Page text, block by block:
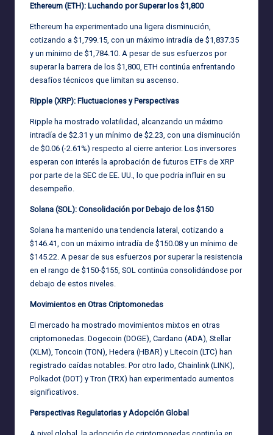
Ethereum (ETH): Luchando por Superar los $1,800
Ethereum ha experimentado una ligera disminución,
cotizando a $1,799.15, con un máximo intradía de $1,837.35
y un mínimo de $1,784.10. A pesar de sus esfuerzos por
superar la barrera de los $1,800, ETH continúa enfrentando
desafíos técnicos que limitan su ascenso.
Ripple (XRP): Fluctuaciones y Perspectivas
Ripple ha mostrado volatilidad, alcanzando un máximo
intradía de $2.31 y un mínimo de $2.23, con una disminución
de $0.06 (-2.61%) respecto al cierre anterior. Los inversores
esperan con interés la aprobación de futuros ETFs de XRP
por parte de la SEC de EE. UU., lo que podría influir en su
desempeño.
Solana (SOL): Consolidación por Debajo de los $150
Solana ha mantenido una tendencia lateral, cotizando a
$146.41, con un máximo intradía de $150.08 y un mínimo de
$145.22. A pesar de sus esfuerzos por superar la resistencia
en el rango de $150-$155, SOL continúa consolidándose por
debajo de estos niveles.
Movimientos en Otras Criptomonedas
El mercado ha mostrado movimientos mixtos en otras
criptomonedas. Dogecoin (DOGE), Cardano (ADA), Stellar
(XLM), Toncoin (TON), Hedera (HBAR) y Litecoin (LTC) han
registrado caídas notables. Por otro lado, Chainlink (LINK),
Polkadot (DOT) y Tron (TRX) han experimentado aumentos
significativos.
Perspectivas Regulatorias y Adopción Global